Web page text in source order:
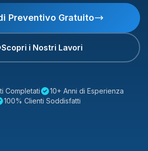
Preventivo Gratuito
Scopri i Nostri Lavori
Completati
10+ Anni di Esperienza
100% Clienti Soddisfatti